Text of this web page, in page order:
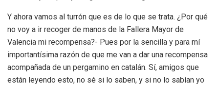
Y ahora vamos al turrón que es de lo que se trata. ¿Por qué
no voy a ir recoger de manos de la Fallera Mayor de
Valencia mi recompensa?- Pues por la sencilla y para mí
importantísima razón de que me van a dar una recompensa
acompañada de un pergamino en catalán. Sí, amigos que
están leyendo esto, no sé si lo saben, y si no lo sabían yo